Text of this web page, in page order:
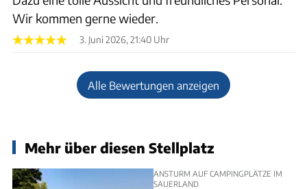
Wir kommen gerne wieder.
3. Juni 2026, 21:40 Uhr
Alle Bewertungen anzeigen
Mehr über diesen Stellplatz
ANSTURM AUF CAMPINGPLÄTZE IM
SAUERLAND